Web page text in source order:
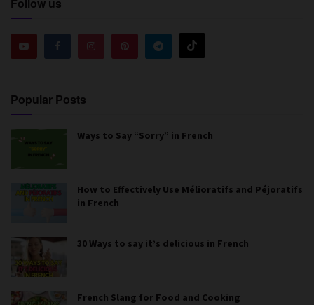
Popular Posts
Ways to Say “Sorry” in French
How to Effectively Use Mélioratifs and Péjoratifs
in French
30 Ways to say it’s delicious in French
French Slang for Food and Cooking